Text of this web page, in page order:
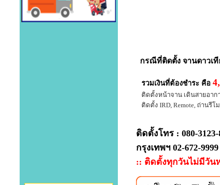
กรณีที่ติดตั้ง จานดาวเ
รวมเงินที่ต้องชำระ คือ
ติดตั้งหน้าจาน เดินสายอากา
ติดตั้ง IRD, Remote, ถ่านรีโ
ติดตั้งโทร : 080-3123-
กรุงเทพฯ 02-672-
:: ติดตั้งทุกวันไม่มีวั